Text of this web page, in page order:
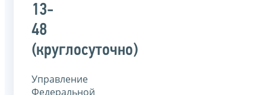
13-
48
(круглосуточно)
Управление
Федеральной